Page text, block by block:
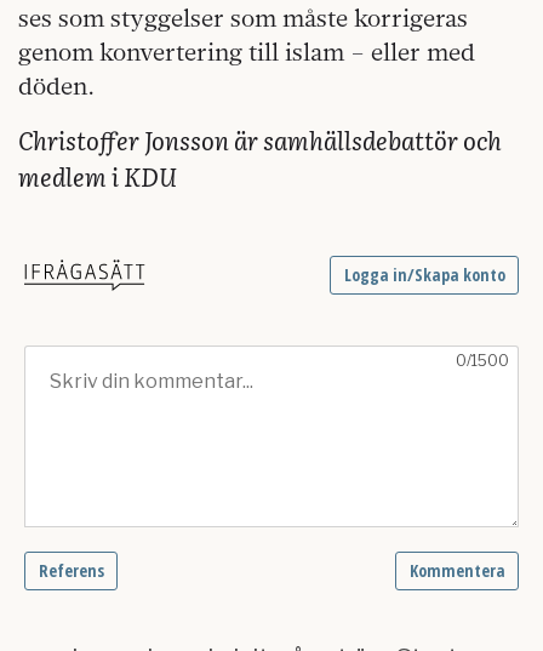
ses som styggelser som måste korrigeras
genom konvertering till islam – eller med
döden.
Christoffer Jonsson är samhällsdebattör och
medlem i KDU